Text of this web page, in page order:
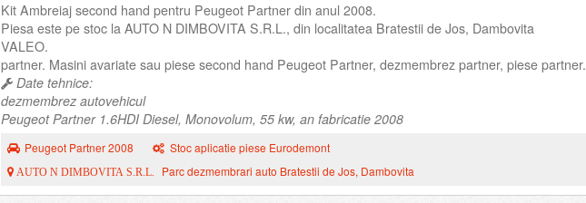
Kit Ambreiaj second hand pentru Peugeot Partner din anul 2008.
Piesa este pe stoc la AUTO N DIMBOVITA S.R.L., din localitatea Bratestii de Jos, Dambovita
VALEO.
partner. Masini avariate sau piese second hand Peugeot Partner, dezmembrez partner, piese partner.
Date tehnice:
dezmembrez autovehicul
Peugeot Partner 1.6HDI Diesel, Monovolum, 55 kw, an fabricatie 2008
Peugeot Partner 2008 Stoc aplicatie piese Eurodemont
AUTO N DIMBOVITA S.R.L. Parc dezmembrari auto Bratestii de Jos, Dambovita